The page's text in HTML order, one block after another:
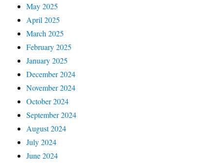
May 2025
April 2025
March 2025
February 2025
January 2025
December 2024
November 2024
October 2024
September 2024
August 2024
July 2024
June 2024